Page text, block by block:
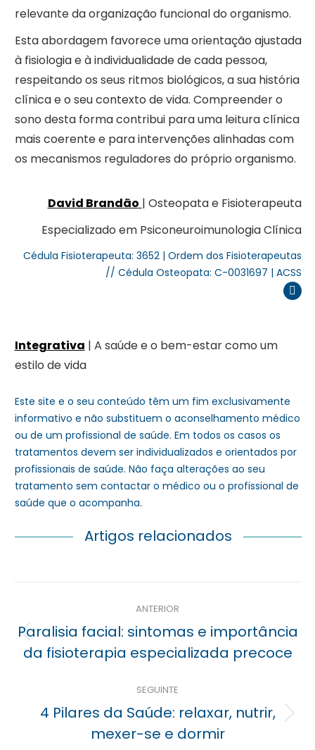
relevante da organização funcional do organismo.
Esta abordagem favorece uma orientação ajustada
à fisiologia e à individualidade de cada pessoa,
respeitando os seus ritmos biológicos, a sua história
clínica e o seu contexto de vida. Compreender o
sono desta forma contribui para uma leitura clínica
mais coerente e para intervenções alinhadas com
os mecanismos reguladores do próprio organismo.
David Brandão | Osteopata e Fisioterapeuta
Especializado em Psiconeuroimunologia Clínica
Cédula Fisioterapeuta: 3652 | Ordem dos Fisioterapeutas
// Cédula Osteopata: C-0031697 | ACSS
Integrativa | A saúde e o bem-estar como um
estilo de vida
Este site e o seu conteúdo têm um fim exclusivamente
informativo e não substituem o aconselhamento médico
ou de um profissional de saúde. Em todos os casos os
tratamentos devem ser individualizados e orientados por
profissionais de saúde. Não faça alterações ao seu
tratamento sem contactar o médico ou o profissional de
saúde que o acompanha.
Artigos relacionados
Navegação
posterior
ANTERIOR
Previous
post:
Paralisia facial: sintomas e importância
da fisioterapia especializada precoce
SEGUINTE
Próximo
post:
4 Pilares da Saúde: relaxar, nutrir,
mexer-se e dormir